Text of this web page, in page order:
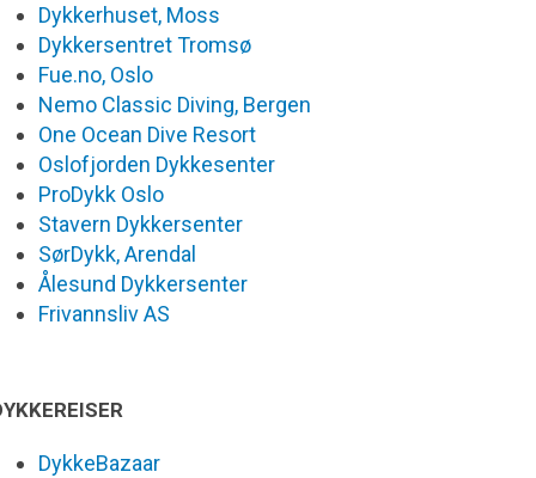
Dykkerhuset, Moss
Dykkersentret Tromsø
Fue.no, Oslo
Nemo Classic Diving, Bergen
One Ocean Dive Resort
Oslofjorden Dykkesenter
ProDykk Oslo
Stavern Dykkersenter
SørDykk, Arendal
Ålesund Dykkersenter
Frivannsliv AS
DykkeBazaar